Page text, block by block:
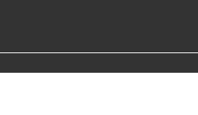
Citeste politica de confidentialitate